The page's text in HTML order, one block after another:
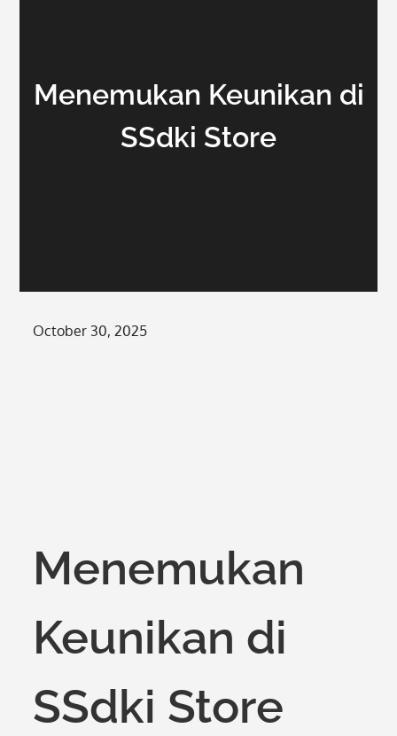
Menemukan Keunikan di
SSdki Store
Posted
October 30, 2025
Menemukan
Keunikan di
SSdki Store